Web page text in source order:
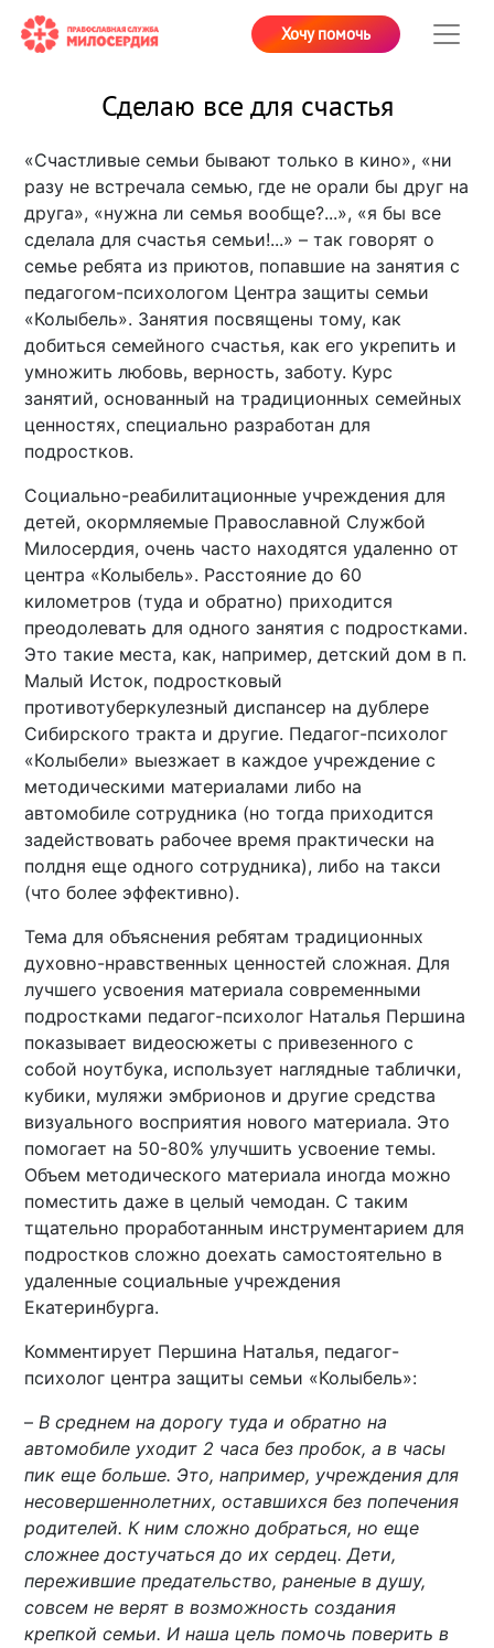
Хочу помочь
Сделаю все для счастья
«Счастливые семьи бывают только в кино», «ни
разу не встречала семью, где не орали бы друг на
друга», «нужна ли семья вообще?...», «я бы все
сделала для счастья семьи!...» – так говорят о
семье ребята из приютов, попавшие на занятия с
педагогом-психологом Центра защиты семьи
«Колыбель». Занятия посвящены тому, как
добиться семейного счастья, как его укрепить и
умножить любовь, верность, заботу. Курс
занятий, основанный на традиционных семейных
ценностях, специально разработан для
подростков.
Социально-реабилитационные учреждения для
детей, окормляемые Православной Службой
Милосердия, очень часто находятся удаленно от
центра «Колыбель». Расстояние до 60
километров (туда и обратно) приходится
преодолевать для одного занятия с подростками.
Это такие места, как, например, детский дом в п.
Малый Исток, подростковый
противотуберкулезный диспансер на дублере
Сибирского тракта и другие. Педагог-психолог
«Колыбели» выезжает в каждое учреждение с
методическими материалами либо на
автомобиле сотрудника (но тогда приходится
задействовать рабочее время практически на
полдня еще одного сотрудника), либо на такси
(что более эффективно).
Тема для объяснения ребятам традиционных
духовно-нравственных ценностей сложная. Для
лучшего усвоения материала современными
подростками педагог-психолог Наталья Першина
показывает видеосюжеты с привезенного с
собой ноутбука, использует наглядные таблички,
кубики, муляжи эмбрионов и другие средства
визуального восприятия нового материала. Это
помогает на 50-80% улучшить усвоение темы.
Объем методического материала иногда можно
поместить даже в целый чемодан. С таким
тщательно проработанным инструментарием для
подростков сложно доехать самостоятельно в
удаленные социальные учреждения
Екатеринбурга.
Комментирует Першина Наталья, педагог-
психолог центра защиты семьи «Колыбель»:
–В среднем на дорогу туда и обратно на
автомобиле уходит 2 часа без пробок, а в часы
пик еще больше. Это, например, учреждения для
несовершеннолетних, оставшихся без попечения
родителей. К ним сложно добраться, но еще
сложнее достучаться до их сердец. Дети,
пережившие предательство, раненые в душу,
совсем не верят в возможность создания
крепкой семьи. И наша цель помочь поверить в